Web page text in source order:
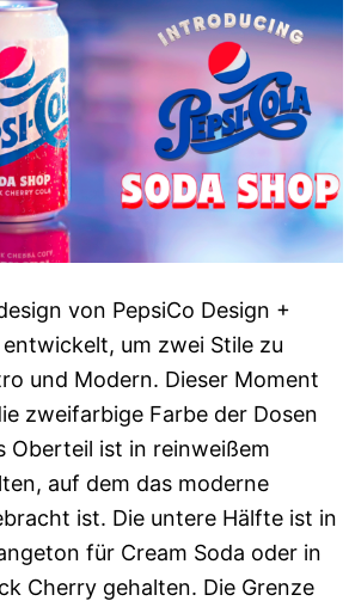
von PepsiCo Design +
um zwei Stile zu
und Modern. Dieser Moment
zweifarbige Farbe der Dosen
Oberteil ist in reinweißem
auf dem das moderne
ist. Die untere Hälfte ist in
für Cream Soda oder in
Cherry gehalten. Die Grenze